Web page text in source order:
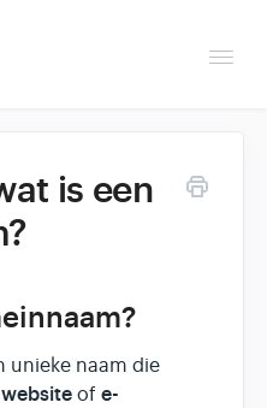
is een
unieke naam die
website of e-